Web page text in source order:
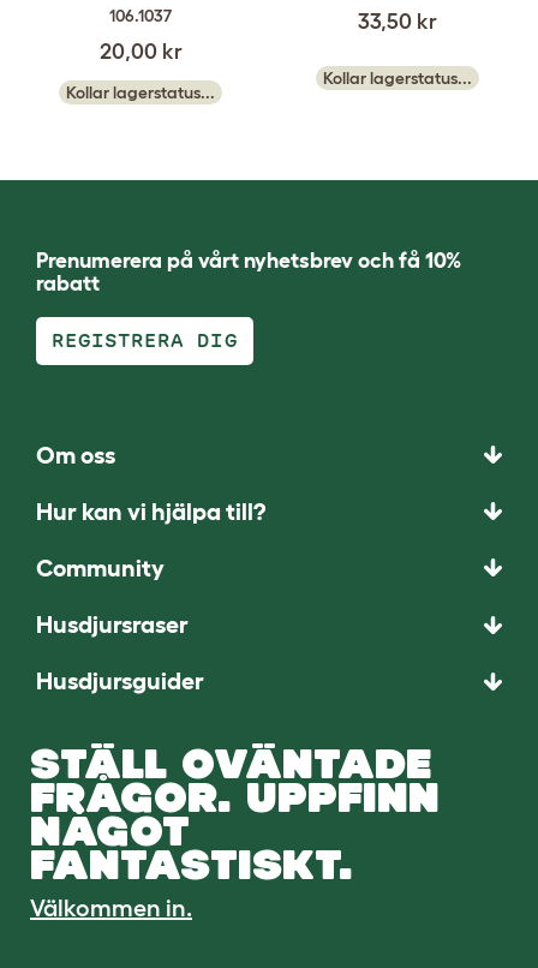
106.1037
20,00 kr
Kollar lagerstatus...
33,50 kr
Kollar lagerstatus...
Prenumerera på vårt nyhetsbrev och få 10%
rabatt
REGISTRERA DIG
Om oss
Hur kan vi hjälpa till?
Community
Husdjursraser
Husdjursguider
STÄLL OVÄNTADE
FRÅGOR. UPPFINN
NÅGOT
FANTASTISKT.
Välkommen in.